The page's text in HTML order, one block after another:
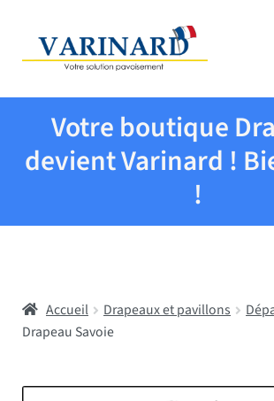
Aller à la navigation
Aller au contenu
Tous les produits
Drapeaux et pavillons
Écoles
Votre boutique
devient Varinard !
!
Accueil Drapeaux et pavillons
Drapeau Savoie